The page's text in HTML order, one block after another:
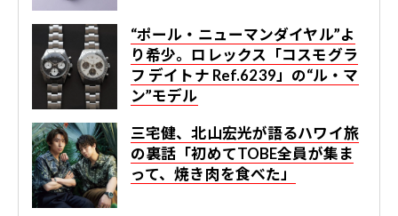
“ポール・ニューマンダイヤル”よ
り希少。ロレックス「コスモグラ
フ デイトナ Ref.6239」の“ル・マ
ン”モデル
三宅健、北山宏光が語るハワイ旅
の裏話「初めてTOBE全員が集ま
って、焼き肉を食べた」